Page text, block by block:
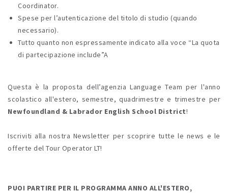
Coordinator.
Spese per l’autenticazione del titolo di studio (quando
necessario).
Tutto quanto non espressamente indicato alla voce “La quota
di partecipazione include”A
Questa è la proposta dell’agenzia Language Team per l'anno
scolastico all'estero, semestre, quadrimestre e trimestre per
Newfoundland & Labrador English School District!
Iscriviti alla nostra Newsletter per scoprire tutte le news e le
offerte del Tour Operator LT!
PUOI PARTIRE PER IL PROGRAMMA ANNO ALL'ESTERO,